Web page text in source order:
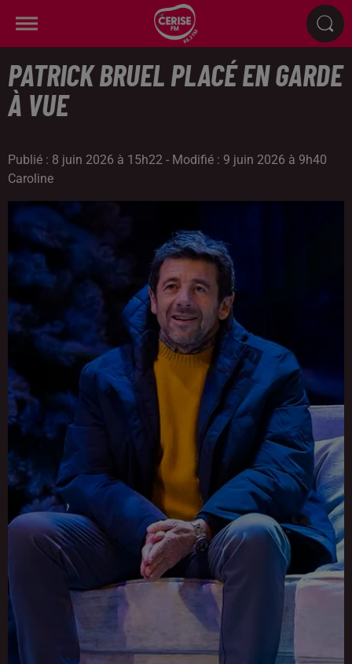
PATRICK BRUEL PLACÉ EN GARDE
À VUE
Publié : 8 juin 2026 à 15h22 - Modifié : 9 juin 2026 à 9h40
Caroline